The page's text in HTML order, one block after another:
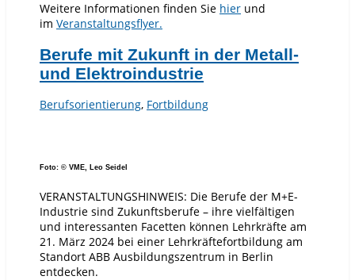
Weitere Informationen finden Sie hier und
im Veranstaltungsflyer.
Berufe mit Zukunft in der Metall-
und Elektroindustrie
Berufsorientierung, Fortbildung
Foto: © VME, Leo Seidel
VERANSTALTUNGSHINWEIS: Die Berufe der M+E-
Industrie sind Zukunftsberufe – ihre vielfältigen
und interessanten Facetten können Lehrkräfte am
21. März 2024 bei einer Lehrkräftefortbildung am
Standort ABB Ausbildungszentrum in Berlin
entdecken.